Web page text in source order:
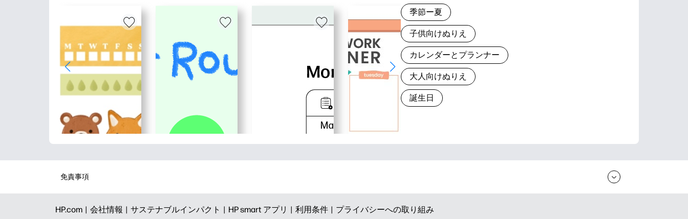
季節ー夏
子供向けぬりえ
カレンダーとプランナー
大人向けぬりえ
誕生日
免責事項
HP.com | 会社情報 | サステナブルインパクト | HP smart アプリ | 利用条件 | プライバシーへの取り組み